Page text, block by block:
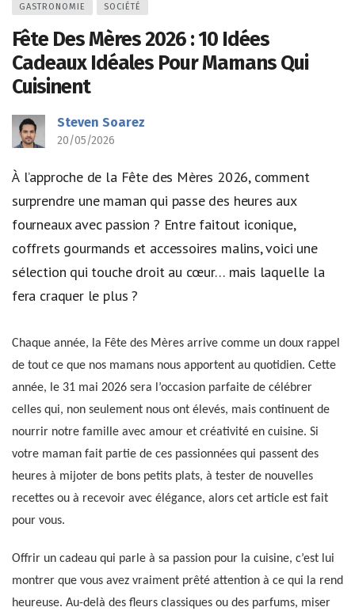
GASTRONOMIE SOCIÉTÉ
Fête Des Mères 2026 : 10 Idées
Cadeaux Idéales Pour Mamans Qui
Cuisinent
Steven Soarez
20/05/2026
À l’approche de la Fête des Mères 2026, comment
surprendre une maman qui passe des heures aux
fourneaux avec passion ? Entre faitout iconique,
coffrets gourmands et accessoires malins, voici une
sélection qui touche droit au cœur… mais laquelle la
fera craquer le plus ?
Chaque année, la Fête des Mères arrive comme un doux rappel
de tout ce que nos mamans nous apportent au quotidien. Cette
année, le 31 mai 2026 sera l’occasion parfaite de célébrer
celles qui, non seulement nous ont élevés, mais continuent de
nourrir notre famille avec amour et créativité en cuisine. Si
votre maman fait partie de ces passionnées qui passent des
heures à mijoter de bons petits plats, à tester de nouvelles
recettes ou à recevoir avec élégance, alors cet article est fait
pour vous.
Offrir un cadeau qui parle à sa passion pour la cuisine, c’est lui
montrer que vous avez vraiment prêté attention à ce qui la rend
heureuse. Au-delà des fleurs classiques ou des parfums, miser